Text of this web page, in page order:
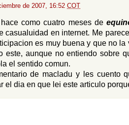
de 2007, 16:52 COT
como cuatro meses de
casualuidad en internet. Me
es muy buena y que no la
este, aunque no entiendo sobre
el sentido comun.
de macladu y les cuento
el dia en que lei este articulo